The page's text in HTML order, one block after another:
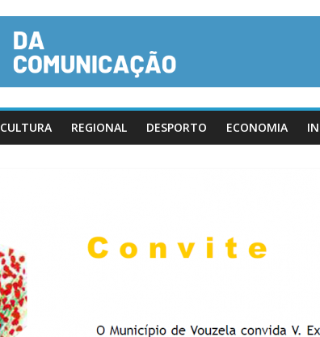
CULTURA REGIONAL DESPORTO ECONOMIA